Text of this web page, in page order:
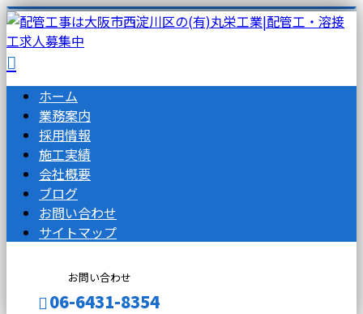
ホーム
業務案内
採用情報
施工実績
会社概要
ブログ
お問い合わせ
サイトマップ
お問い合わせ
06-6431-8354